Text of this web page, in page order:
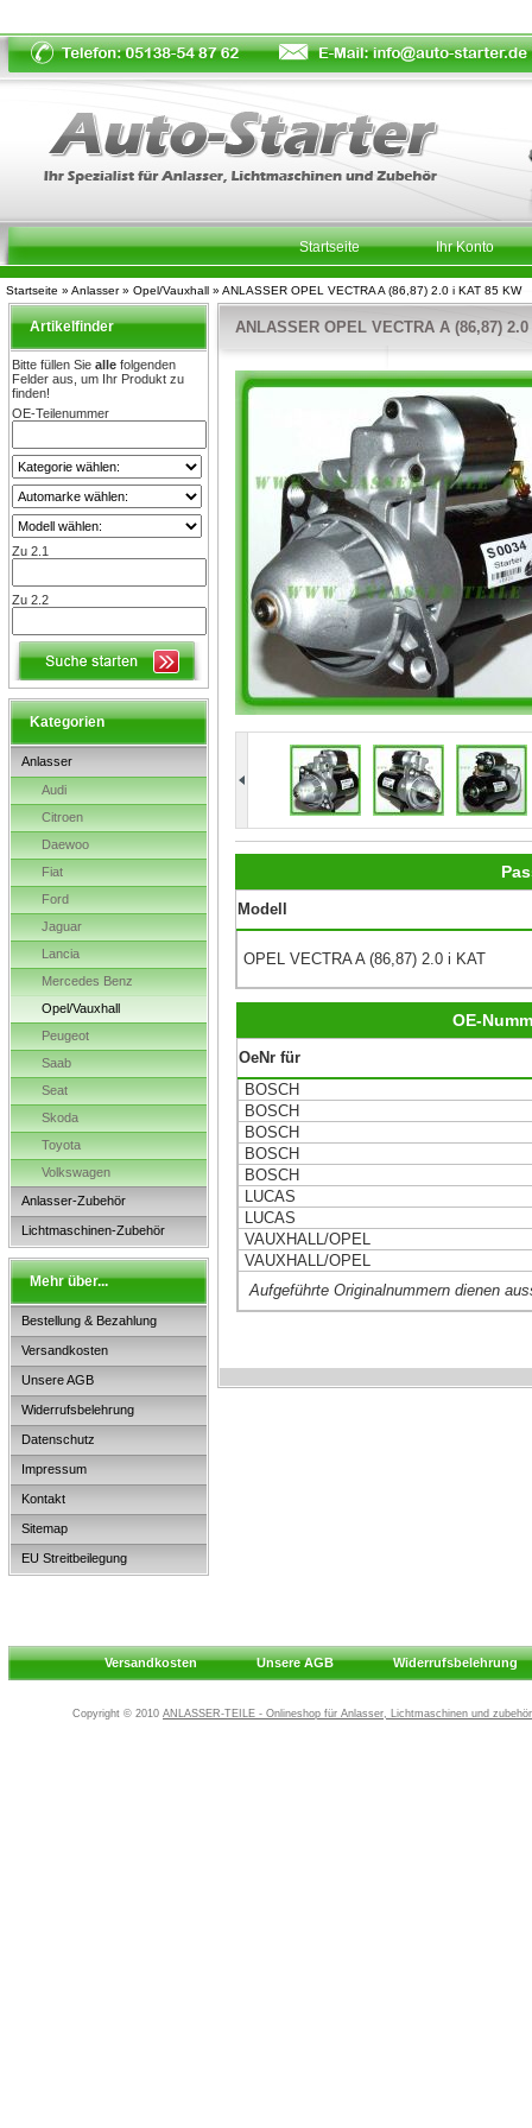
Startseite » Anlasser» Opel/Vauxhall » ANLASSER OPEL VECTRA A (86,87) 2.0 i KAT 85 KW
Startseite Ihr Konto
Artikelfinder
Bitte füllen Sie alle folgenden
Felder aus, um Ihr Produkt zu
finden!
OE-Teilenummer
Zu 2.1
Zu 2.2
Kategorien
Anlasser
Audi
Citroen
Daewoo
Fiat
Ford
Jaguar
Lancia
Mercedes Benz
Opel/Vauxhall
Peugeot
Saab
Seat
Skoda
Toyota
Volkswagen
Anlasser-Zubehör
Lichtmaschinen-Zubehör
Mehr über...
Bestellung & Bezahlung
Versandkosten
Unsere AGB
Widerrufsbelehrung
Datenschutz
Impressum
Kontakt
Sitemap
EU Streitbeilegung
ANLASSER OPEL VECTRA A (86,87)
Modell
OPEL VECTRA A (86,87) 2.0 i KAT
OE-
OeNr für
Aufgeführte Originalnummern dienen
BOSCH
BOSCH
BOSCH
BOSCH
BOSCH
LUCAS
LUCAS
VAUXHALL/OPEL
VAUXHALL/OPEL
Versandkosten Unsere AGB Widerrufsbelehrung
Copyright © 2010 ANLASSER-TEILE - Onlineshop für Anlasser, Lichtmaschinen und zubehör